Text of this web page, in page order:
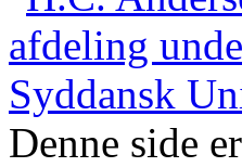
Denne side